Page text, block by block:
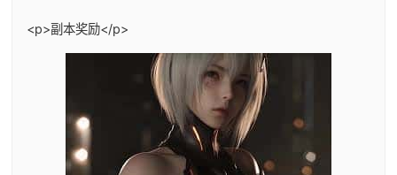
<p>副本奖励</p>